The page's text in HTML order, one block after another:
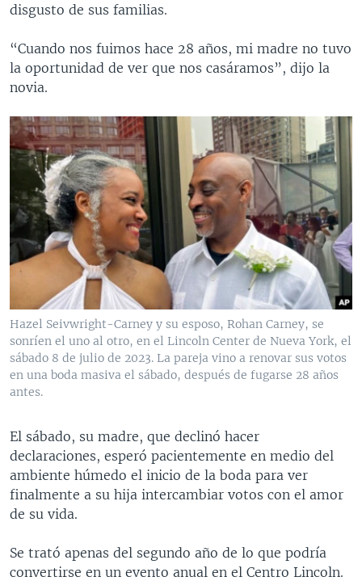
disgusto de sus familias.
“Cuando nos fuimos hace 28 años, mi madre no tuvo
la oportunidad de ver que nos casáramos”, dijo la
novia.
Hazel Seivwright-Carney y su esposo, Rohan Carney, se
sonríen el uno al otro, en el Lincoln Center de Nueva York, el
sábado 8 de julio de 2023. La pareja vino a renovar sus votos
en una boda masiva el sábado, después de fugarse 28 años
antes.
El sábado, su madre, que declinó hacer
declaraciones, esperó pacientemente en medio del
ambiente húmedo el inicio de la boda para ver
finalmente a su hija intercambiar votos con el amor
de su vida.
Se trató apenas del segundo año de lo que podría
convertirse en un evento anual en el Centro Lincoln.